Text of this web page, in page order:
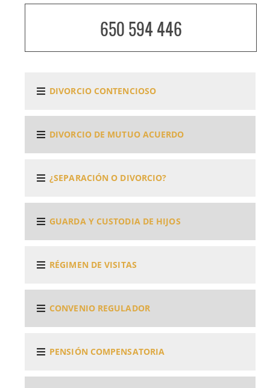
650 594 446
DIVORCIO CONTENCIOSO
DIVORCIO DE MUTUO ACUERDO
¿SEPARACIÓN O DIVORCIO?
GUARDA Y CUSTODIA DE HIJOS
RÉGIMEN DE VISITAS
CONVENIO REGULADOR
PENSIÓN COMPENSATORIA